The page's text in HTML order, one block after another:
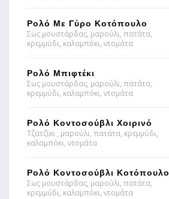
Ρολό Με Γύρο Κοτόπουλο
Σως μουστάρδας, μαρούλι, πατάτα,
κρεμμύδι, καλαμπόκι, ντομάτα
Ρολό Μπιφτέκι
Σως μουστάρδας, μαρούλι, πατάτα,
κρεμμύδι, καλαμπόκι, ντομάτα
Ρολό Κοντοσούβλι Χοιρινό
Τζατζίκι , μαρούλι, πατάτα, κρεμμύδι,
καλαμπόκι, ντομάτα
Ρολό Κοντοσούβλι Κοτόπουλο
Σως μουστάρδας, μαρούλι, πατάτα,
κρεμμύδι, καλαμπόκι, ντομάτα